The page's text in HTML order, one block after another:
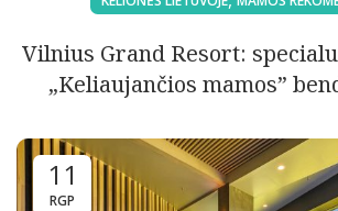
Vilnius Grand Resort:
„Keliaujančios mamos”
11
RGP